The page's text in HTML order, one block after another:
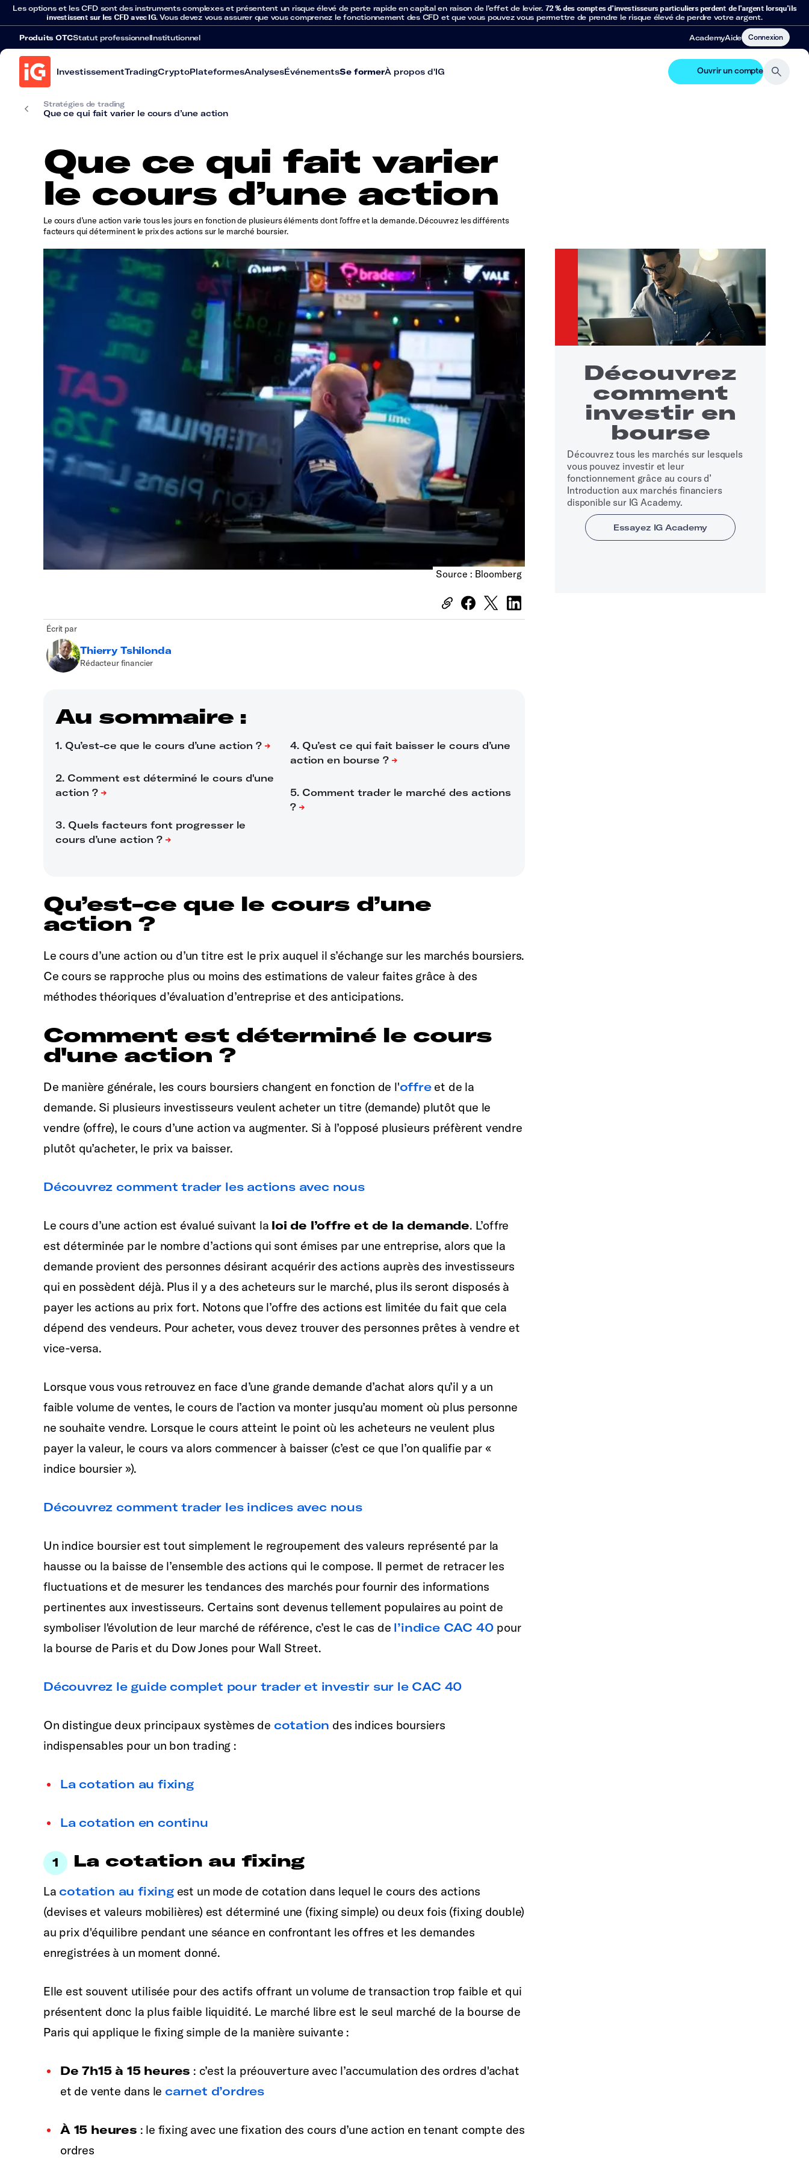
Les options et les CFD sont des instruments complexes et présentent un risque élevé de perte rapide en capital en raison de l’effet de levier. 72 % des comptes d’investisseurs particuliers perdent de l’argent lorsqu’ils
investissent sur les CFD avec IG. Vous devez vous assurer que vous comprenez le fonctionnement des CFD et que vous pouvez vous permettre de prendre le risque élevé de perdre votre argent.
Produits OTCStatut professionnelInstitutionnel AcademyAide Connexion
InvestissementTradingCryptoPlateformesAnalysesÉvénementsSe formerÀ propos d'IG Ouvrir un compte
Stratégies de trading
Que ce qui fait varier le cours d’une action
Que ce qui fait varier
le cours d’une action
Le cours d’une action varie tous les jours en fonction de plusieurs éléments dont l’offre et la demande. Découvrez les différents
facteurs qui déterminent le prix des actions sur le marché boursier.
Source : Bloomberg
Écrit par
Thierry Tshilonda
Rédacteur financier
Au sommaire :
Qu’est-ce que le cours d’une
action ?
Le cours d’une action ou d’un titre est le prix auquel il s’échange sur les marchés boursiers.
Ce cours se rapproche plus ou moins des estimations de valeur faites grâce à des
méthodes théoriques d’évaluation d’entreprise et des anticipations.
Comment est déterminé le cours
d'une action ?
De manière générale, les cours boursiers changent en fonction de l'offreet de la
demande. Si plusieurs investisseurs veulent acheter un titre (demande) plutôt que le
vendre (offre), le cours d’une action va augmenter. Si à l’opposé plusieurs préfèrent vendre
plutôt qu’acheter, le prix va baisser.
Découvrez comment trader les actions avec nous
Le cours d’une action est évalué suivant la loi de l’offre et de la demande. L’offre
est déterminée par le nombre d’actions qui sont émises par une entreprise, alors que la
demande provient des personnes désirant acquérir des actions auprès des investisseurs
qui en possèdent déjà. Plus il y a des acheteurs sur le marché, plus ils seront disposés à
payer les actions au prix fort. Notons que l’offre des actions est limitée du fait que cela
dépend des vendeurs. Pour acheter, vous devez trouver des personnes prêtes à vendre et
vice-versa.
Lorsque vous vous retrouvez en face d’une grande demande d’achat alors qu’il y a un
faible volume de ventes, le cours de l’action va monter jusqu’au moment où plus personne
ne souhaite vendre. Lorsque le cours atteint le point où les acheteurs ne veulent plus
payer la valeur, le cours va alors commencer à baisser (c’est ce que l’on qualifie par «
indice boursier »).
Découvrez comment trader les indices avec nous
Un indice boursier est tout simplement le regroupement des valeurs représenté par la
hausse ou la baisse de l’ensemble des actions qui le compose. Il permet de retracer les
fluctuations et de mesurer les tendances des marchés pour fournir des informations
pertinentes aux investisseurs. Certains sont devenus tellement populaires au point de
symboliser l'évolution de leur marché de référence, c’est le cas de l’indice CAC 40 pour
la bourse de Paris et du Dow Jones pour Wall Street.
Découvrez le guide complet pour trader et investir sur le CAC 40
On distingue deux principaux systèmes de cotation des indices boursiers
indispensables pour un bon trading :
La cotation au fixing
La cotation en continu
La cotation au fixing
La cotation au fixingest un mode de cotation dans lequel le cours des actions
(devises et valeurs mobilières) est déterminé une (fixing simple) ou deux fois (fixing double)
au prix d'équilibre pendant une séance en confrontant les offres et les demandes
enregistrées à un moment donné.
Elle est souvent utilisée pour des actifs offrant un volume de transaction trop faible et qui
présentent donc la plus faible liquidité. Le marché libre est le seul marché de la bourse de
Paris qui applique le fixing simple de la manière suivante :
De 7h15 à 15 heures : c’est la préouverture avec l’accumulation des ordres d'achat
et de vente dans le carnet d’ordres
À 15 heures : le fixing avec une fixation des cours d’une action en tenant compte des
ordres
Découvrez
comment
investir en
bourse
Découvrez tous les marchés sur lesquels
vous pouvez investir et leur
fonctionnement grâce au cours d’
Introduction aux marchés financiers
disponible sur IG Academy.